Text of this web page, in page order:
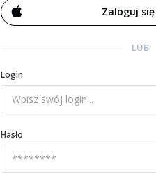
Zaloguj
LUB
Login
Hasło